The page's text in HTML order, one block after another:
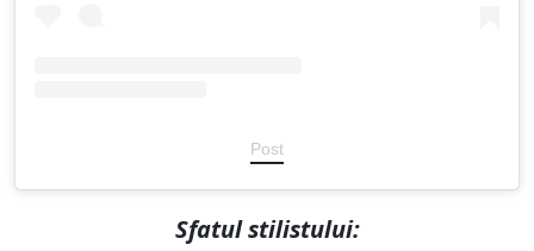
Post
Sfatul stilistului: